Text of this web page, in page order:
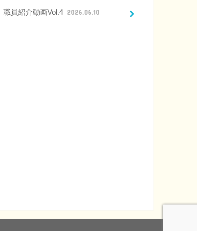
員紹介動画Vol.4 2026.06.10